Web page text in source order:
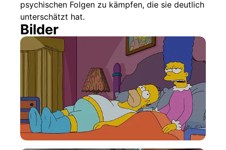
psychischen Folgen zu kämpfen, die sie deutlich
unterschätzt hat.
Bilder